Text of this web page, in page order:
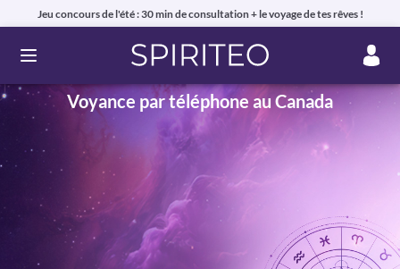
Jeu concours de l'été : 30 min de consultation + le voyage de tes rêves !
Ouvrir le menu
Voyance par téléphone au Canada